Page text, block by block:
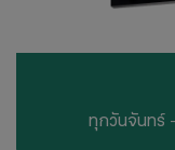
ทุกวันจันทร์